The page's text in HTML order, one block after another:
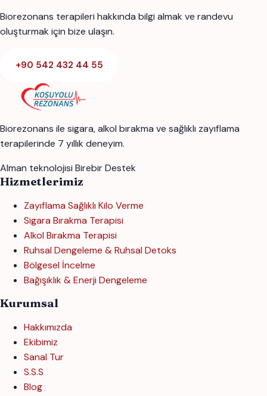
Biorezonans terapileri hakkında bilgi almak ve randevu
oluşturmak için bize ulaşın.
+90 542 432 44 55
Biorezonans ile sigara, alkol bırakma ve sağlıklı zayıflama
terapilerinde 7 yıllık deneyim.
Alman teknolojisi Birebir Destek
Hizmetlerimiz
Zayıflama Sağlıklı Kilo Verme
Sigara Bırakma Terapisi
Alkol Bırakma Terapisi
Ruhsal Dengeleme & Ruhsal Detoks
Bölgesel İncelme
Bağışıklık & Enerji Dengeleme
Kurumsal
Hakkımızda
Ekibimiz
Sanal Tur
S.S.S
Blog